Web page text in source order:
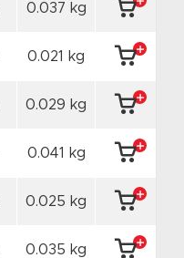
0.037 kg
0.021 kg
0.029 kg
0.041 kg
0.025 kg
0.035 kg